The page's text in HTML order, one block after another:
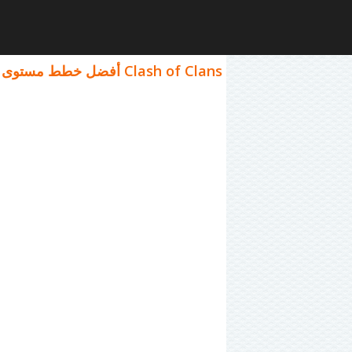
Clash of Clans أفضل خطط مستوى قاعة المدينة 6